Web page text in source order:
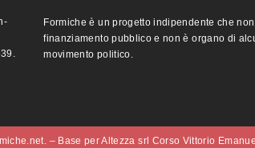
Formiche è un progetto indipendente che
finanziamento pubblico e non è organo di
movimento politico.
– Base per Altezza srl Corso Vittorio